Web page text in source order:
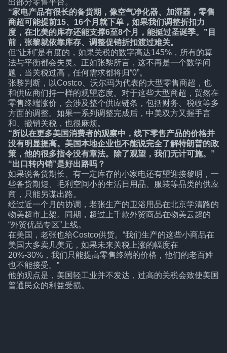
“家电产品有很长的备货期，像空气净化器、加湿器，零售
商超可能提前15、16个月就下单，如果我们调整折扣力
度，在北美的库存还能支撑6至8个月，能挺过圣诞季。”目
前，张黎就依靠库存、调整促销折扣渡过难关。
但“让利”是有度的，如果关税的数字高达145%，所有的算
法与平衡都会失灵。正如张黎所言，这不再是一个数学问
题，当关税过高，任何需求都将归“0”。
张黎判断，以Costco、沃尔玛为代表的大型零售商超，也
和供应商们持一样的观望态度。对于这些大型商超，贸然在
零售终端涨价，会涉及整个供应链条，包括财务、税收等多
方面的调整。如果一系列调整完成后，中美双方又握手言
和、撤销关税，也很麻烦。
“所以在更多美国消费者的观察中，线下零售产品的价格并
没有明显提高。美国本地企业也不能说完全了解特朗普的政
策，他的很多指令没有章法。除了观望，我们无计可施。”
“出口转内销”是好出路吗？
如果说备货期长、有一定库存的小家电还有望迎接黎明，一
些备货期短、毛利空间小的生活日用品、服装等品类的供应
商，只能另谋出路。
经过近一个月的协调，老张生产的卫浴用品在北京学清路的
物美超市上架。同期，超过上千款外贸商品在物美云超的
“外贸优品专区”上线。
在美国，老张也给Costco供货。“我们生产的这些小商品在
美国大多卖几美元，如果未来关税上涨的幅度在
20%-30%，我们只能提高零售终端的价格，他们的老百姓
也不能接受。”
他的观点是，美国轻工业并不发达，过高的关税会致使美国
普通民众的利益受损。